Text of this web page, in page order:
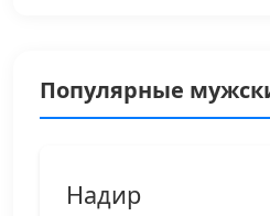
Популярные
Надир